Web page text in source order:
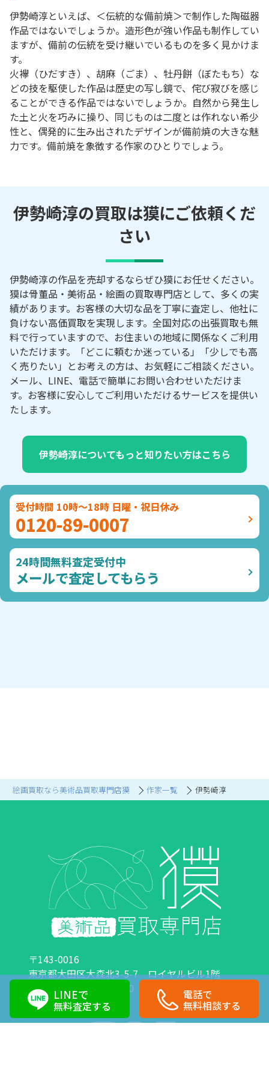
LINEで
無料査定する
電話で
無料相談する
絵画買取なら美術品買取専門店獏 作家一覧 伊勢崎淳
伊勢崎淳といえば、＜伝統的な備前焼＞で制作した陶磁器
作品ではないでしょうか。造形色が強い作品も制作してい
ますが、備前の伝統を受け継いでいるものを多く見かけま
す。
火襷（ひだすき）、胡麻（ごま）、牡丹餅（ぼたもち）な
どの技を駆使した作品は歴史の写し鏡で、侘び寂びを感じ
ることができる作品ではないでしょうか。自然から発生し
た土と火を巧みに操り、同じものは二度とは作れない希少
性と、偶発的に生み出されたデザインが備前焼の大きな魅
力です。備前焼を象徴する作家のひとりでしょう。
伊勢崎淳の買取は獏にご依頼くだ
さい
伊勢崎淳の作品を売却するならぜひ獏にお任せください。
獏は骨董品・美術品・絵画の買取専門店として、多くの実
績があります。お客様の大切な品を丁寧に査定し、他社に
負けない高価買取を実現します。全国対応の出張買取も無
料で行っていますので、お住まいの地域に関係なくご利用
いただけます。「どこに頼むか迷っている」「少しでも高
く売りたい」とお考えの方は、お気軽にご相談ください。
メール、LINE、電話で簡単にお問い合わせいただけま
す。お客様に安心してご利用いただけるサービスを提供い
たします。
伊勢崎淳についてもっと知りたい方はこちら
受付時間 10時～18時 日曜・祝日休み
0120-89-0007
24時間無料査定受付中
メールで査定してもらう
〒143-0016
東京都大田区大森北3-5-7 ロイヤルビル1階
営業時間：10:00～18:00 定休日：日曜日・祝日
0120-89-0007 03-6423-1033